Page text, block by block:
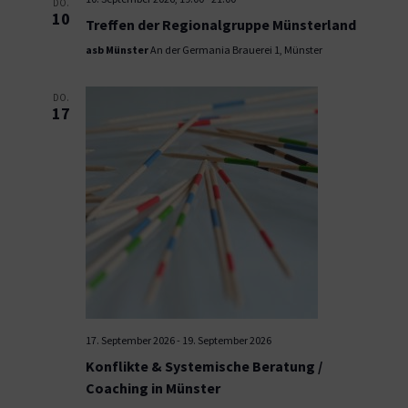
DO.
10 Treffen der Regionalgruppe Münsterland
asb MünsterAn der Germania Brauerei 1, Münster
DO.
17
17. September 2026- 19. September 2026
Konflikte & Systemische Beratung /
Coaching in Münster